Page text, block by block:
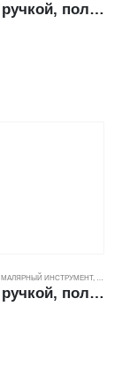
Валик ДЕКОР Профи малярный, с ручкой, полиамид премиум (13/50/8мм) (180мм)
МАЛЯРНЫЙ ИНСТРУМЕНТ,
Валик ДЕКОР Профи малярный, с ручкой, полиамид премиум (13/50/8мм) (250мм)